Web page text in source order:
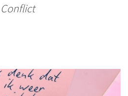
Conflict